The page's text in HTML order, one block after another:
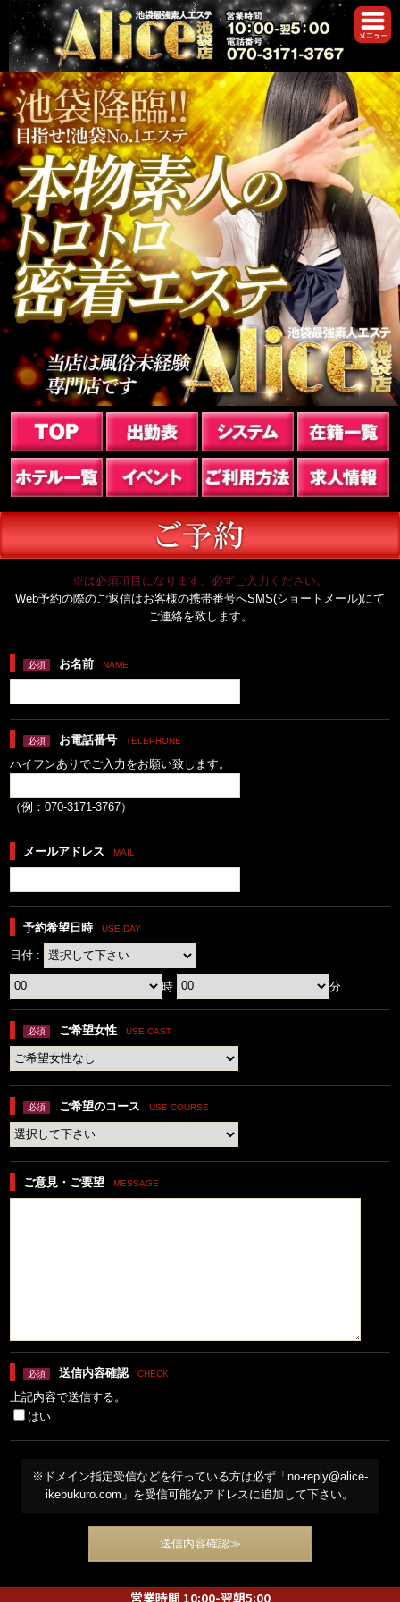
※は必須項目になります。必ずご入力ください。
Web予約の際のご返信はお客様の携帯番号へSMS(ショートメール)にて
ご連絡を致します。
必須 お名前 NAME
必須 お電話番号 TELEPHONE
ハイフンありでご入力をお願い致します。
（例：070-3171-3767）
メールアドレス MAIL
予約希望日時 USE DAY
日付 :
時 分
必須 ご希望女性 USE CAST
必須 ご希望のコース USE COURSE
ご意見・ご要望 MESSAGE
必須 送信内容確認 CHECK
上記内容で送信する。
はい
※ドメイン指定受信などを行っている方は必ず「no-reply@alice-
ikebukuro.com」を受信可能なアドレスに追加して下さい。
営業時間 10:00-翌朝5:00